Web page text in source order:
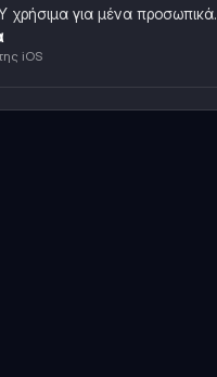
χρήσιμα για μένα προσωπικά.
iOS